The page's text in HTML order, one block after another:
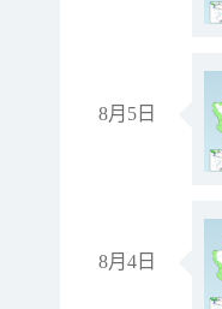
8月5日
8月4日